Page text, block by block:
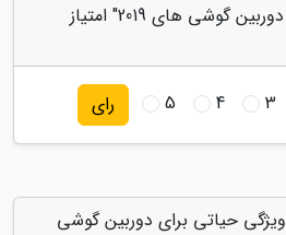
به "6 ویژگی حیاتی برای دوربین گوشی های 2019" امتیاز
3
4
5 رای
دیدگاه های مرتبط با "6 ویژگی حیاتی برای دوربین گوشی